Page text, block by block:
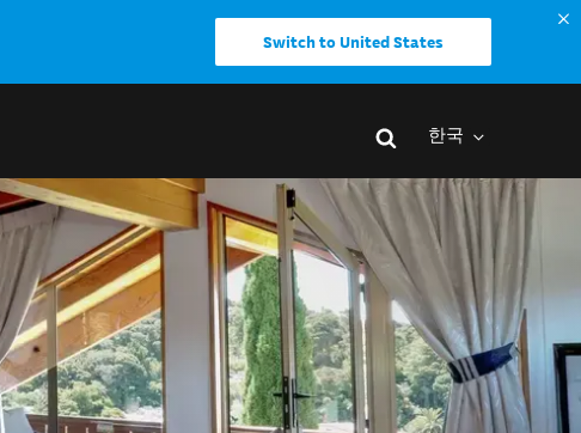
Switch to United States
한국